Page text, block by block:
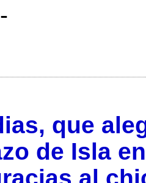
que
de Isla